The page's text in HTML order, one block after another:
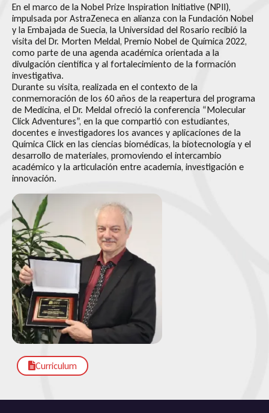
En el marco de la Nobel Prize Inspiration Initiative (NPII),
impulsada por AstraZeneca en alianza con la Fundación Nobel
y la Embajada de Suecia, la Universidad del Rosario recibió la
visita del Dr. Morten Meldal, Premio Nobel de Química 2022,
como parte de una agenda académica orientada a la
divulgación científica y al fortalecimiento de la formación
investigativa.
Durante su visita, realizada en el contexto de la
conmemoración de los 60 años de la reapertura del programa
de Medicina, el Dr. Meldal ofreció la conferencia “Molecular
Click Adventures”, en la que compartió con estudiantes,
docentes e investigadores los avances y aplicaciones de la
Química Click en las ciencias biomédicas, la biotecnología y el
desarrollo de materiales, promoviendo el intercambio
académico y la articulación entre academia, investigación e
innovación.
Curriculum